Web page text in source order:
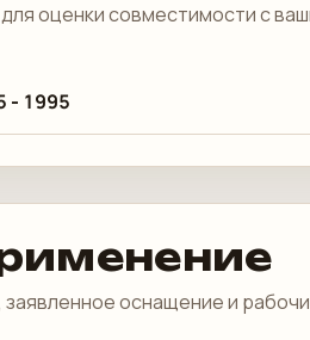
оценки совместимости с
- 1995
оснащение и